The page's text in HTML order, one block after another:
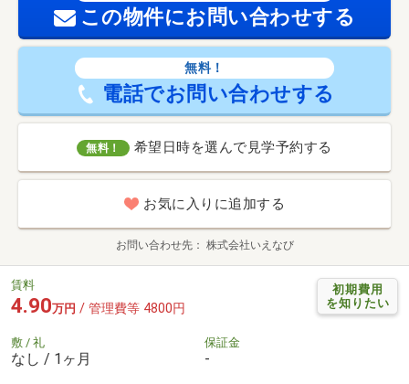
この物件にお問い合わせする
無料！
電話でお問い合わせする
無料！ 希望日時を選んで見学予約する
お気に入りに追加する
お問い合わせ先 株式会社いえなび
初期費用
を知りたい
賃料
4.90万円 / 管理費等 4800円
敷 / 礼
なし / 1ヶ月
保証金
-